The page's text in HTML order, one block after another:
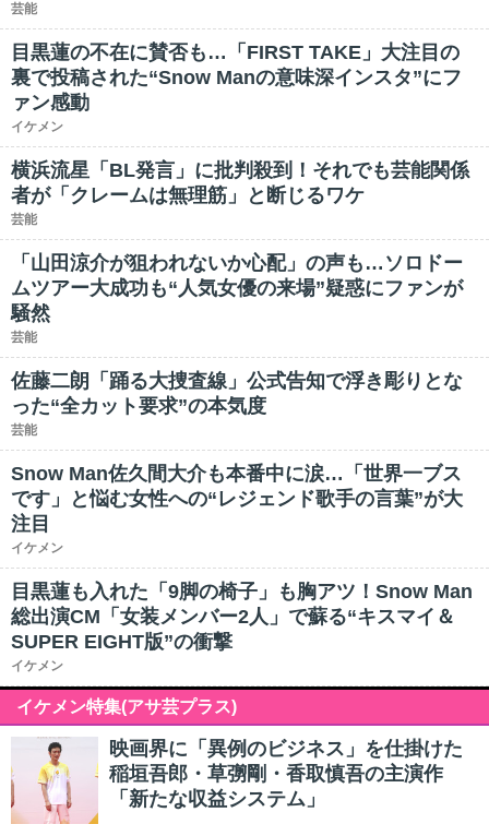
芸能
目黒蓮の不在に賛否も…「FIRST TAKE」大注目の
裏で投稿された“Snow Manの意味深インスタ”にフ
ァン感動
イケメン
横浜流星「BL発言」に批判殺到！それでも芸能関係
者が「クレームは無理筋」と断じるワケ
芸能
「山田涼介が狙われないか心配」の声も…ソロドー
ムツアー大成功も“人気女優の来場”疑惑にファンが
騒然
芸能
佐藤二朗「踊る大捜査線」公式告知で浮き彫りとな
った“全カット要求”の本気度
芸能
Snow Man佐久間大介も本番中に涙…「世界一ブス
です」と悩む女性への“レジェンド歌手の言葉”が大
注目
イケメン
目黒蓮も入れた「9脚の椅子」も胸アツ！Snow Man
総出演CM「女装メンバー2人」で蘇る“キスマイ＆
SUPER EIGHT版”の衝撃
イケメン
イケメン特集(アサ芸プラス)
映画界に「異例のビジネス」を仕掛けた
稲垣吾郎・草彅剛・香取慎吾の主演作
「新たな収益システム」